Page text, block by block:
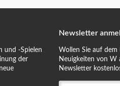
und -Spielen
der
Newsletter
Wollen Sie auf
Neuigkeiten von W
Newsletter